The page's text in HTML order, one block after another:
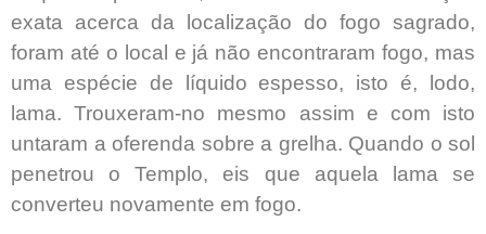
exata acerca da localização do fogo sagrado,
foram até o local e já não encontraram fogo, mas
uma espécie de líquido espesso, isto é, lodo,
lama. Trouxeram-no mesmo assim e com isto
untaram a oferenda sobre a grelha. Quando o sol
penetrou o Templo, eis que aquela lama se
converteu novamente em fogo.